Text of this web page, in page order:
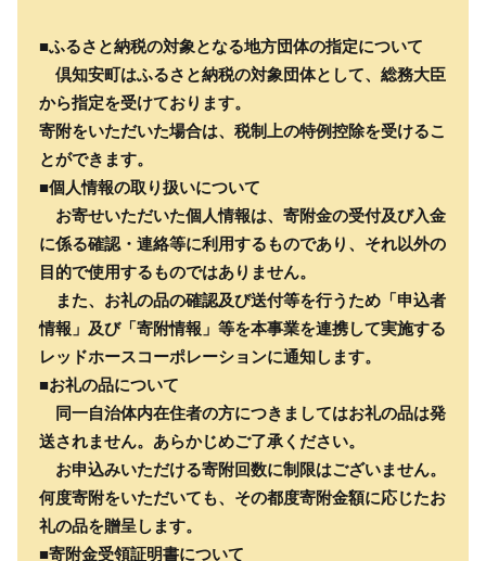
■ふるさと納税の対象となる地方団体の指定について
倶知安町はふるさと納税の対象団体として、総務大臣
から指定を受けております。
寄附をいただいた場合は、税制上の特例控除を受けるこ
とができます。
■個人情報の取り扱いについて
お寄せいただいた個人情報は、寄附金の受付及び入金
に係る確認・連絡等に利用するものであり、それ以外の
目的で使用するものではありません。
また、お礼の品の確認及び送付等を行うため「申込者
情報」及び「寄附情報」等を本事業を連携して実施する
レッドホースコーポレーションに通知します。
■お礼の品について
同一自治体内在住者の方につきましてはお礼の品は発
送されません。あらかじめご了承ください。
お申込みいただける寄附回数に制限はございません。
何度寄附をいただいても、その都度寄附金額に応じたお
礼の品を贈呈します。
■寄附金受領証明書について